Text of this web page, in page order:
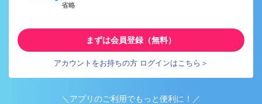
省略
まずは会員登録（無料）
アカウントをお持ちの方 ログインはこちら＞
＼アプリのご利用でもっと便利に！／